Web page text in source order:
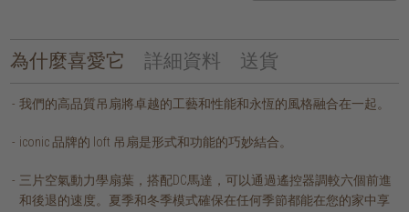
為什麼喜愛它 詳細資料 送貨
我們的高品質吊扇將卓越的工藝和性能和永恆的風格融合在一起。
iconic 品牌的 loft 吊扇是形式和功能的巧妙結合。
三片空氣動力學扇葉，搭配DC馬達，可以通過遙控器調較六個前進
和後退的速度。夏季和冬季模式確保在任何季節都能在您的家中享